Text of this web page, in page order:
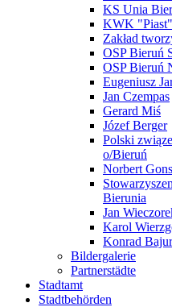
KS Unia
KWK "Piast"
Zakład
OSP Bieruń
OSP Bieruń
Eugeniusz
Jan Czempas
Gerard Miś
Józef Berger
Polski
o/Bieruń
Norbert
Bierunia
Jan
Karol
Konrad
Bildergalerie
Partnerstädte
Stadtamt
Stadtbehörden